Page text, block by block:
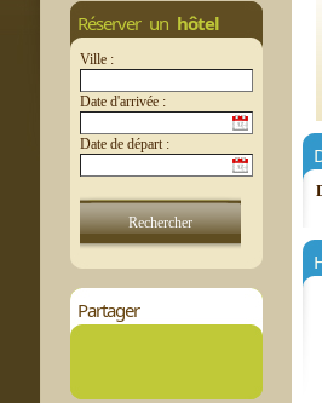
Réserver un hôtel
Ville :
Date d'arrivée :
Date de départ :
Partager